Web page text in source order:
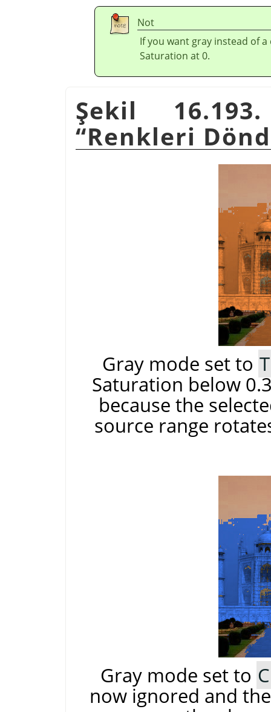
Not
If you want gray instead of
Saturation at 0.
Şekil
“Renkleri
Gray mode set to
Saturation below
because the
source range
Gray mode set to
now ignored and